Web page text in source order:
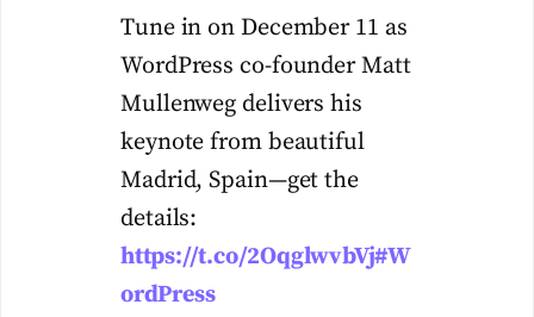
Tune in on December 11 as
WordPress co-founder Matt
Mullenweg delivers his
keynote from beautiful
Madrid, Spain—get the
details:
https://t.co/2OqglwvbVj#W
ordPress